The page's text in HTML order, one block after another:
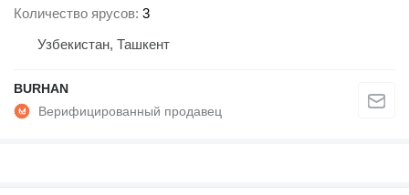
Количество ярусов 3
Узбекистан, Ташкент
BURHAN